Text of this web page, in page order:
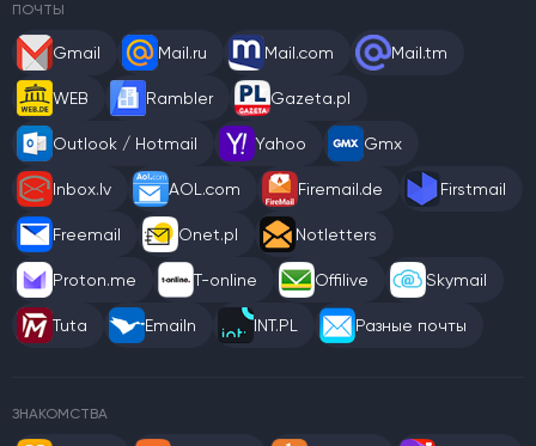
ПОЧТЫ
Gmail Mail.ru Mail.com Mail.tm
WEB Rambler Gazeta.pl
Outlook / Hotmail Yahoo Gmx
Inbox.lv AOL.com Firemail.de Firstmail
Freemail Onet.pl Notletters
Proton.me T-online Offilive Skymail
Tuta Emailn INT.PL Разные почты
ЗНАКОМСТВА